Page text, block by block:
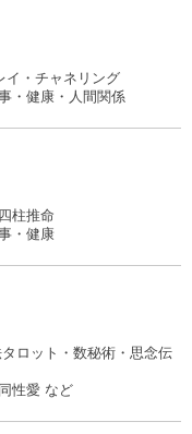
イ・チャネリング
・健康・人間関係
柱推命
・健康
ロット・数秘術・思念伝
性愛 など